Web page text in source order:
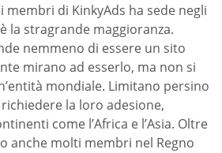
membri di KinkyAds ha sede negli
la stragrande maggioranza.
nemmeno di essere un sito
mirano ad esserlo, ma non si
mondiale. Limitano persino
la loro adesione,
come l’Africa e l’Asia. Oltre
anche molti membri nel Regno